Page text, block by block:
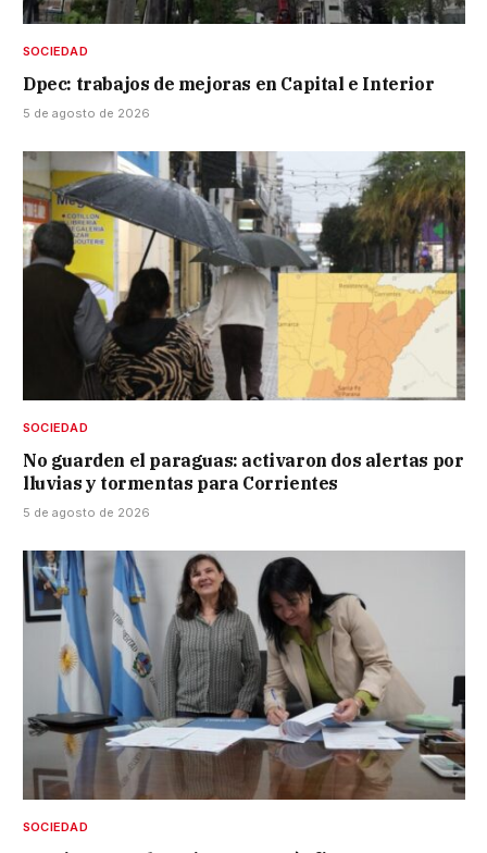
SOCIEDAD
Dpec: trabajos de mejoras en Capital e Interior
5 de agosto de 2026
SOCIEDAD
No guarden el paraguas: activaron dos alertas por
lluvias y tormentas para Corrientes
5 de agosto de 2026
SOCIEDAD